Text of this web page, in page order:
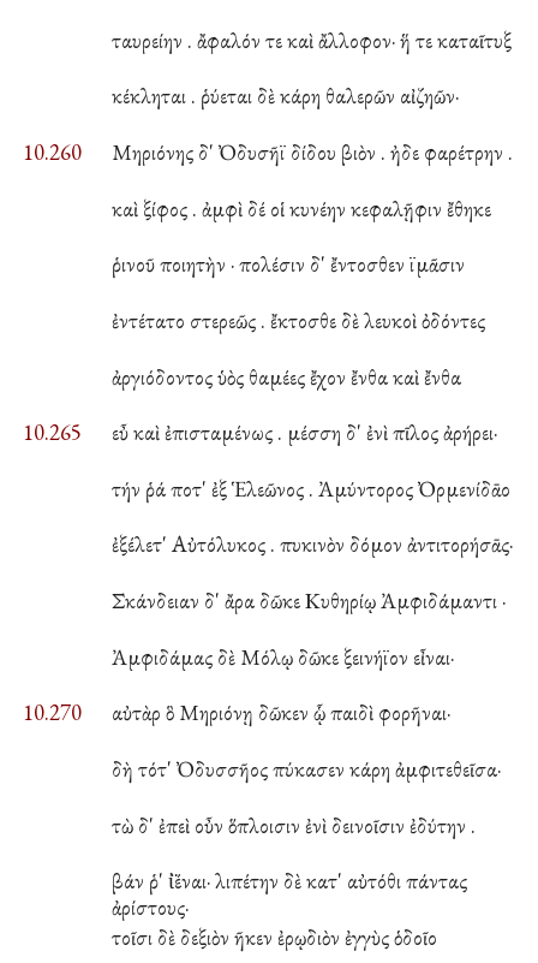
ταυρείην . ἄφαλόν τε καὶ ἄλλοφον· ἥ τε καταῖτυξ
κέκληται . ῥύεται δὲ κάρη θαλερῶν αἰζηῶν·
10.260
Μηριόνης δ' Ὀδυσῆϊ δίδου βιὸν . ἠδε φαρέτρην .
καὶ ξίφος . ἀμφὶ δέ οἱ κυνέην κεφαλῇφιν ἔθηκε
ῥινοῦ ποιητὴν · πολέσιν δ' ἔντοσθεν ϊμᾶσιν
ἐντέτατο στερεῶς . ἔκτοσθε δὲ λευκοὶ ὀδόντες
ἀργιόδοντος ὑὸς θαμέες ἔχον ἔνθα καὶ ἔνθα
10.265
εὖ καὶ ἐπισταμένως . μέσση δ' ἐνὶ πῖλος ἀρήρει·
τήν ῥά ποτ' ἐξ Ἑλεῶνος . Ἀμύντορος Ὀρμενίδᾱο
ἐξέλετ' Αὐτόλυκος . πυκινὸν δόμον ἀντιτορήσᾱς·
Σκάνδειαν δ' ἄρα δῶκε Κυθηρίῳ Ἀμφιδάμαντι ·
Ἀμφιδάμας δὲ Μόλῳ δῶκε ξεινήϊον εἶναι·
10.270
αὐτὰρ ὃ Μηριόνῃ δῶκεν ᾧ παιδὶ φορῆναι·
δὴ τότ' Ὀδυσσῆος πύκασεν κάρη ἀμφιτεθεῖσα·
τὼ δ' ἐπεὶ οὖν ὅπλοισιν ἐνὶ δεινοῖσιν ἐδύτην .
βάν ῥ' ἰ̈έναι· λιπέτην δὲ κατ' αὐτόθι πάντας
ἀρίστους·
τοῖσι δὲ δεξιὸν ῆκεν ἐρῳδιὸν ἐγγὺς ὁδοῖο